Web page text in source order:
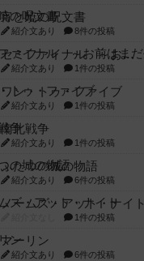
宵と暁の呪文書
紹介文あり 8件の投稿
セミファイナル ～お前はまだ生きている～
紹介文あり 1件の投稿
ワン・トゥ・ファイブ
紹介文あり 1件の投稿
南北戦争
紹介文あり 1件の投稿
ふたつの城の物語
紹介文あり 6件の投稿
ノームズ・アット・ナイト
1件の投稿
マーリン
紹介文あり 6件の投稿